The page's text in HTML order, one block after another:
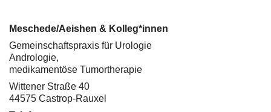
Meschede/Aeishen & Kolleg*innen
Gemeinschaftspraxis für Urologie
Andrologie,
medikamentöse Tumortherapie
Wittener Straße 40
44575 Castrop-Rauxel